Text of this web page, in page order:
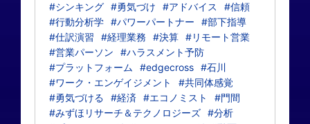
#シンキング #勇気づけ #アドバイス
#信頼
#行動分析学 #パワーパートナー
#部下指導
#仕訳演習
#経理業務 #決算 #リモート営業
#営業パーソン
#ハラスメント予防
#プラットフォーム
#edgecross #石川
#ワーク・エンゲイジメント
#共同体感覚
#勇気づける
#経済 #エコノミスト
#門間
#みずほリサーチ＆テクノロジーズ #分析